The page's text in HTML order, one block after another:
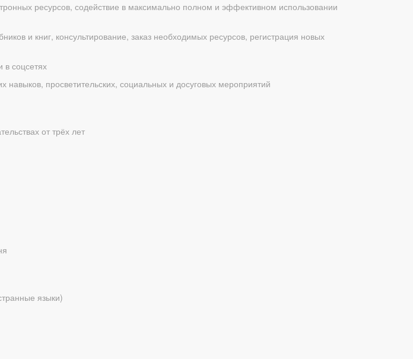
ресурсов, содействие в максимально полном и эффективном использовании
и книг, консультирование, заказ необходимых ресурсов, регистрация новых
в соцсетях
просветительских, социальных и досуговых мероприятий
от трёх лет
языки)